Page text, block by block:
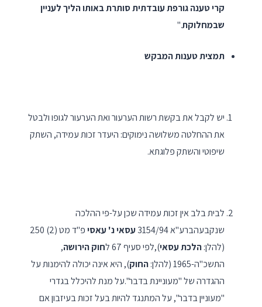
קרי טענה גורפת עובדתית סותרת באותו הליך לעניין
שבמחלוקת."
תמצית טענות המבקש
יש לקבל את בקשת רשות הערעור ואת הערעור לגופו ולבטל
את ההחלטה משלושה נימוקים: היעדר זכות עמידה, השתק
שיפוטי והשתק פלוגתא.
לבית בלב אין זכות עמידה שכן על-פי ההלכה
שנקבעהברע"א 3154/94
עסאי נ' עאסי
פ"ד מט (2) 250
(להלן:הלכת עסאי),לפי סעיף 67 ל חוק הירושה,
התשכ"ה-1965 (להלן:
החוק), היא אינה יכולה להימנות על
ההגדרה של "מעוניינת בדבר".על מנת להיכלל בגדרי
"מעוניין בדבר", על המתנגד להיות בעל זכות בעיזבון אם